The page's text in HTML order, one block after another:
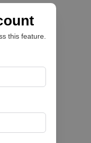
this feature.
de tesorería de